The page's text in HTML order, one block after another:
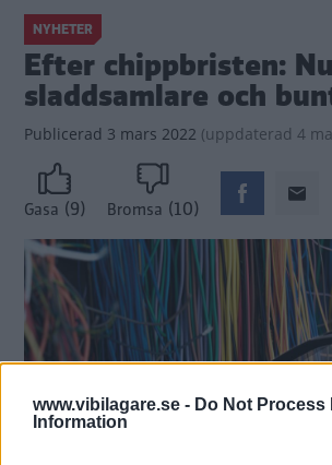
www.vibilagare.se - Do Not Process
Information
NYHETER
Efter chippbristen:
sladdsamlare och
Publicerad 3 mars 2022 (uppdaterad 4
Gasa (9) Bromsa (10)